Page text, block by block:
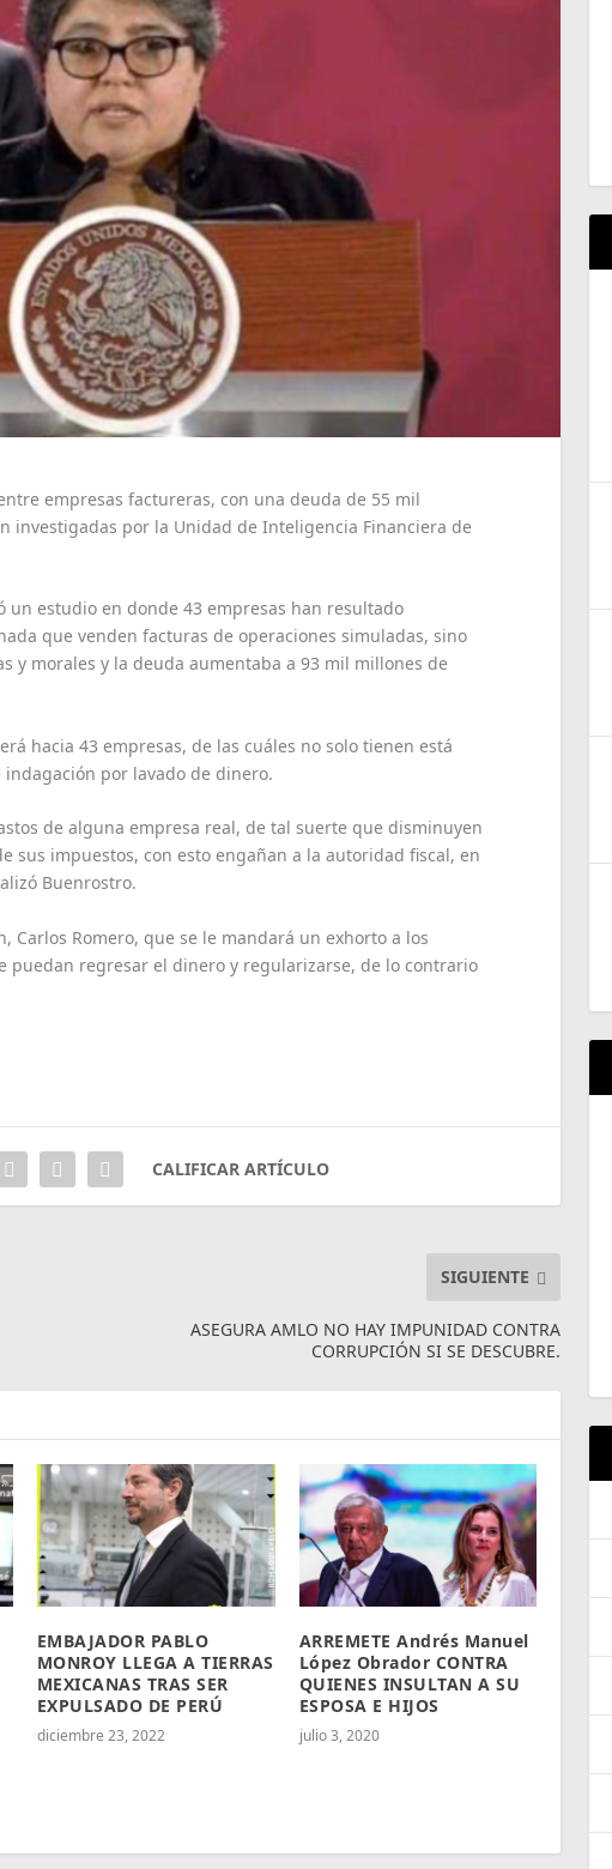
empresas factureras, con una deuda de 55 mil
investigadas por la Unidad de Inteligencia Financiera de
un estudio en donde 43 empresas han resultado
que venden facturas de operaciones simuladas, sino
y morales y la deuda aumentaba a 93 mil millones de
hacia 43 empresas, de las cuáles no solo tienen está
por lavado de dinero.
de alguna empresa real, de tal suerte que disminuyen
sus impuestos, con esto engañan a la autoridad fiscal, en
Buenrostro.
Carlos Romero, que se le mandará un exhorto a los
puedan regresar el dinero y regularizarse, de lo contrario
CALIFICAR ARTÍCULO
SIGUIENTE
ASEGURA AMLO NO HAY IMPUNIDAD CONTRA
CORRUPCIÓN SI SE DESCUBRE.
EMBAJADOR PABLO
MONROY LLEGA A TIERRAS
MEXICANAS TRAS SER
EXPULSADO DE PERÚ
diciembre 23, 2022
ARREMETE Andrés Manuel
López Obrador CONTRA
QUIENES INSULTAN A SU
ESPOSA E HIJOS
julio 3, 2020